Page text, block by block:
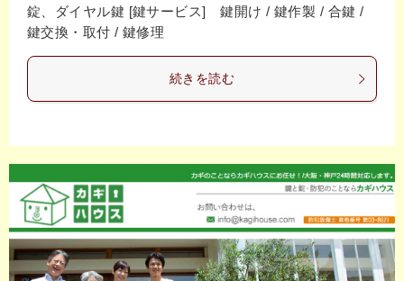
錠、ダイヤル鍵 [鍵サービス] 鍵開け / 鍵作製 / 合鍵 /
鍵交換・取付 / 鍵修理
続きを読む